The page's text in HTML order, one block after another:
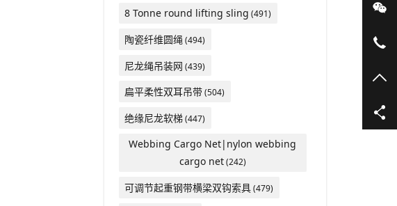
8 Tonne round lifting sling (491)
陶瓷纤维圆绳(494)
尼龙绳吊装网 (439)
扁平柔性双耳吊带(504)
绝缘尼龙软梯(447)
Webbing Cargo Net|nylon webbing
cargo net(242)
可调节起重钢带横梁双钩索具(479)
微